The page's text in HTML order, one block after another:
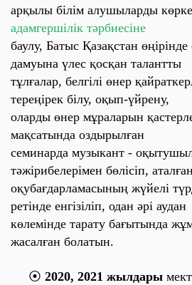
арқылы білім алушыларды
адамгершілік тәрбиесіне
баулу, Батыс Қазақстан өңірінде
дамуына үлес қосқан талантты
тұлғалар, белгілі өнер
тереңірек білу, оқып-үйрену,
оларды өнер мұраларын
мақсатында оздырылған
семинарда музыкант -
тәжірибелерімен бөлісіп, аталған
оқубағдарламасының жүйелі
ретінде енгізіліп, одан әрі аудан
көлемінде тарату бағытында
жасалған болатын.
⦿ 2020, 2021 жылдары